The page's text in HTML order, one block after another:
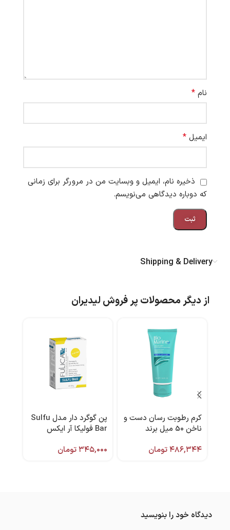
نام *
ایمیل *
ذخیره نام، ایمیل و وبسایت من در مرورگر برای زمانی
که دوباره دیدگاهی می‌نویسم.
Shipping & Delivery
از دیگر محصولات پر فروش لیدیران
کرم رطوبت رسان دست و
ناخن 50 میل برند
۴۸۶,۳۴۴تومان
پن گوگرد دار مدل Sulfu
Bar فولیکا آر ایکس
۳۴۵,۰۰۰تومان
دیدگاه خود را بنویسید